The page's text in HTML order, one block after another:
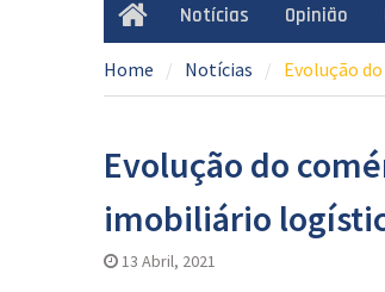
HomeNotícias Opinião
Home Notícias Evolução
Evolução do
imobiliário
13 Abril, 2021